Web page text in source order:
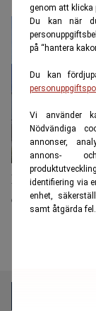
genom att klicka
Du kan när
på “hantera
Du kan
Vi använder
Nödvändiga
annonser,
annons-
identifiering via
enhet,
samt åtgärda fel.
Ikea sågas
dokumentär